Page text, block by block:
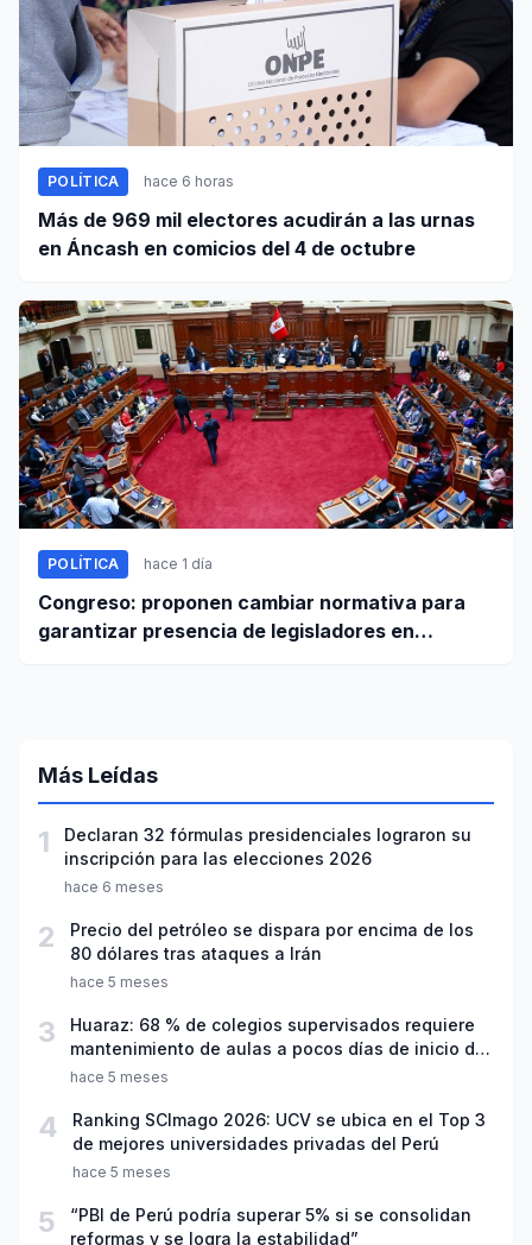
POLÍTICA hace 6 horas
Más de 969 mil electores acudirán a las urnas
en Áncash en comicios del 4 de octubre
POLÍTICA hace 1 día
Congreso: proponen cambiar normativa para
garantizar presencia de legisladores en
Más Leídas
1
Declaran 32 fórmulas presidenciales lograron su
inscripción para las elecciones 2026
hace 6 meses
2
Precio del petróleo se dispara por encima de los
80 dólares tras ataques a Irán
hace 5 meses
3
Huaraz: 68 % de colegios supervisados requiere
mantenimiento de aulas a pocos días de inicio del
año escolar 2026
hace 5 meses
4
Ranking SCImago 2026: UCV se ubica en el Top 3
de mejores universidades privadas del Perú
hace 5 meses
5
“PBI de Perú podría superar 5% si se consolidan
reformas y se logra la estabilidad”